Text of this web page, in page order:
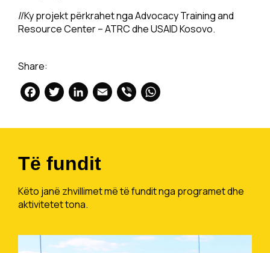
//Ky projekt përkrahet nga Advocacy Training and
Resource Center – ATRC dhe USAID Kosovo.
Share:
Facebook
Twitter
LinkedIn
Email
Viber
Të fundit
Këto janë zhvillimet më të fundit nga programet dhe
aktivitetet tona.